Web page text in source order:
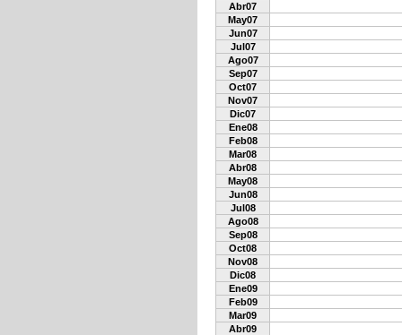
Abr07
May07
Jun07
Jul07
Ago07
Sep07
Oct07
Nov07
Dic07
Ene08
Feb08
Mar08
Abr08
May08
Jun08
Jul08
Ago08
Sep08
Oct08
Nov08
Dic08
Ene09
Feb09
Mar09
Abr09